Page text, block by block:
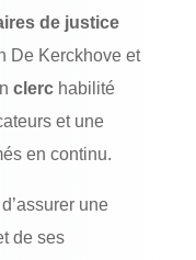
de justice
De Kerckhove et
clerchabilité
et une
en continu.
une
de ses